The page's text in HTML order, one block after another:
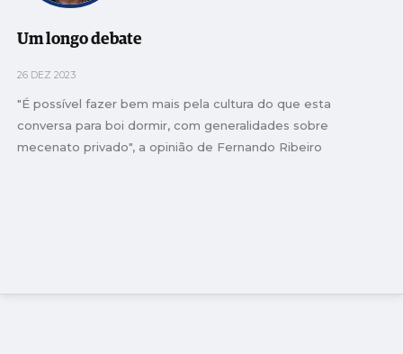
Um longo debate
26 DEZ 2023
"É possível fazer bem mais pela cultura do que esta
conversa para boi dormir, com generalidades sobre
mecenato privado", a opinião de Fernando Ribeiro